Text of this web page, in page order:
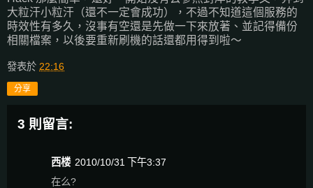
大粒汗小粒汗（還不一定會成功），不過不知道這個服務的
時效性有多久，沒事有空還是先做一下來放著、並記得備份
相關檔案，以後要重新刷機的話還都用得到啦～
發表於 22:16
分享
3 則留言:
西楼 2010/10/31 下午3:37
在么?